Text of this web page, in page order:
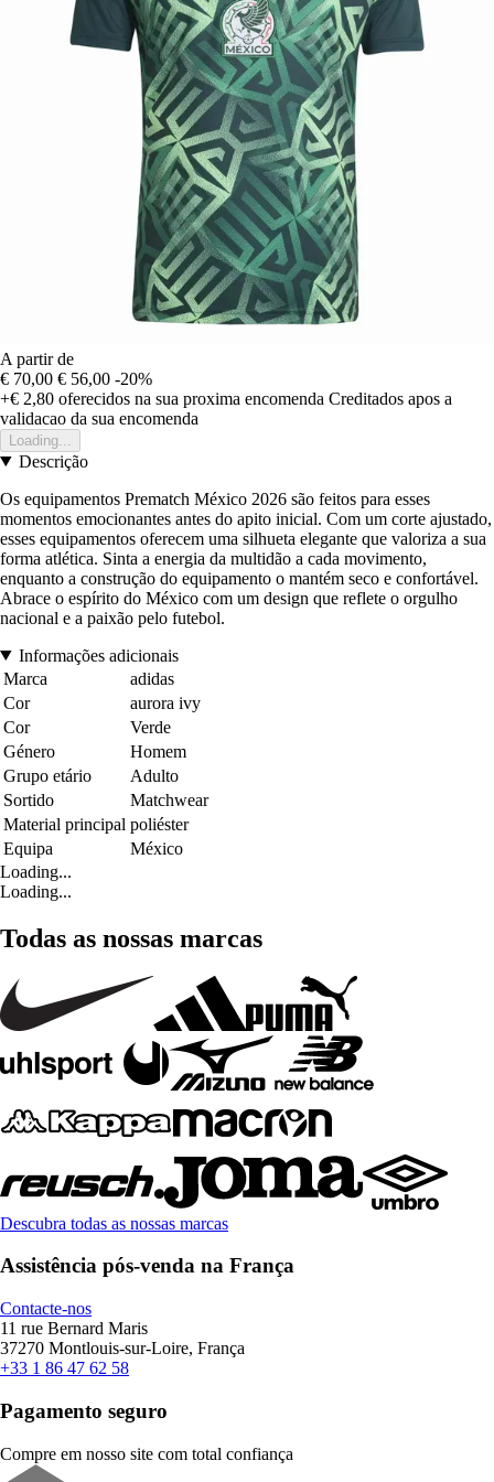
A partir de
€ 70,00 € 56,00 -20%
+€ 2,80 oferecidos na sua proxima encomenda Creditados apos a
validacao da sua encomenda
Loading...
Descrição
Os equipamentos Prematch México 2026 são feitos para esses
momentos emocionantes antes do apito inicial. Com um corte ajustado,
esses equipamentos oferecem uma silhueta elegante que valoriza a sua
forma atlética. Sinta a energia da multidão a cada movimento,
enquanto a construção do equipamento o mantém seco e confortável.
Abrace o espírito do México com um design que reflete o orgulho
nacional e a paixão pelo futebol.
Informações adicionais
Marca
adidas
Cor
aurora ivy
Cor
Verde
Género
Homem
Grupo etário
Adulto
Sortido
Matchwear
Material principal poliéster
Equipa
México
Loading...
Loading...
Todas as nossas marcas
Descubra todas as nossas marcas
Assistência pós-venda na França
Contacte-nos
11 rue Bernard Maris
37270 Montlouis-sur-Loire, França
+33 1 86 47 62 58
Pagamento seguro
Compre em nosso site com total confiança